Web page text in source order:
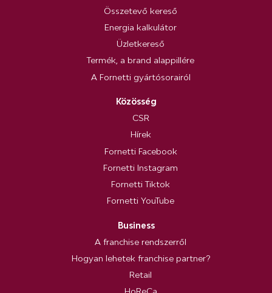
Összetevő kereső
Energia kalkulátor
Üzletkereső
Termék, a brand alappillére
A Fornetti gyártósorairól
Közösség
CSR
Hírek
Fornetti Facebook
Fornetti Instagram
Fornetti Tiktok
Fornetti YouTube
Business
A franchise rendszerről
Hogyan lehetek franchise partner?
Retail